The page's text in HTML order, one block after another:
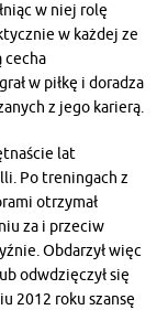
w niej rolę
w każdej ze
cecha
w piłkę i doradza
z jego karierą.
lat
Po treningach z
otrzymał
za i przeciw
Obdarzył więc
odwdzięczył się
2012 roku szansę